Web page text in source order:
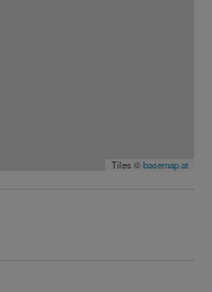
Tiles ©basemap.at